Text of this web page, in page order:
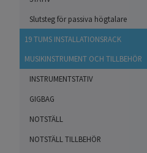
Slutsteg för passiva högtalare
19 TUMS INSTALLATIONSRACK
MUSIKINSTRUMENT OCH TILLBEHÖR
INSTRUMENTSTATIV
GIGBAG
NOTSTÄLL
NOTSTÄLL TILLBEHÖR